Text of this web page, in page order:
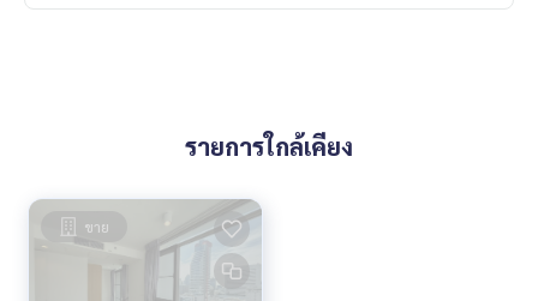
รายการใกล้เคียง
ขาย